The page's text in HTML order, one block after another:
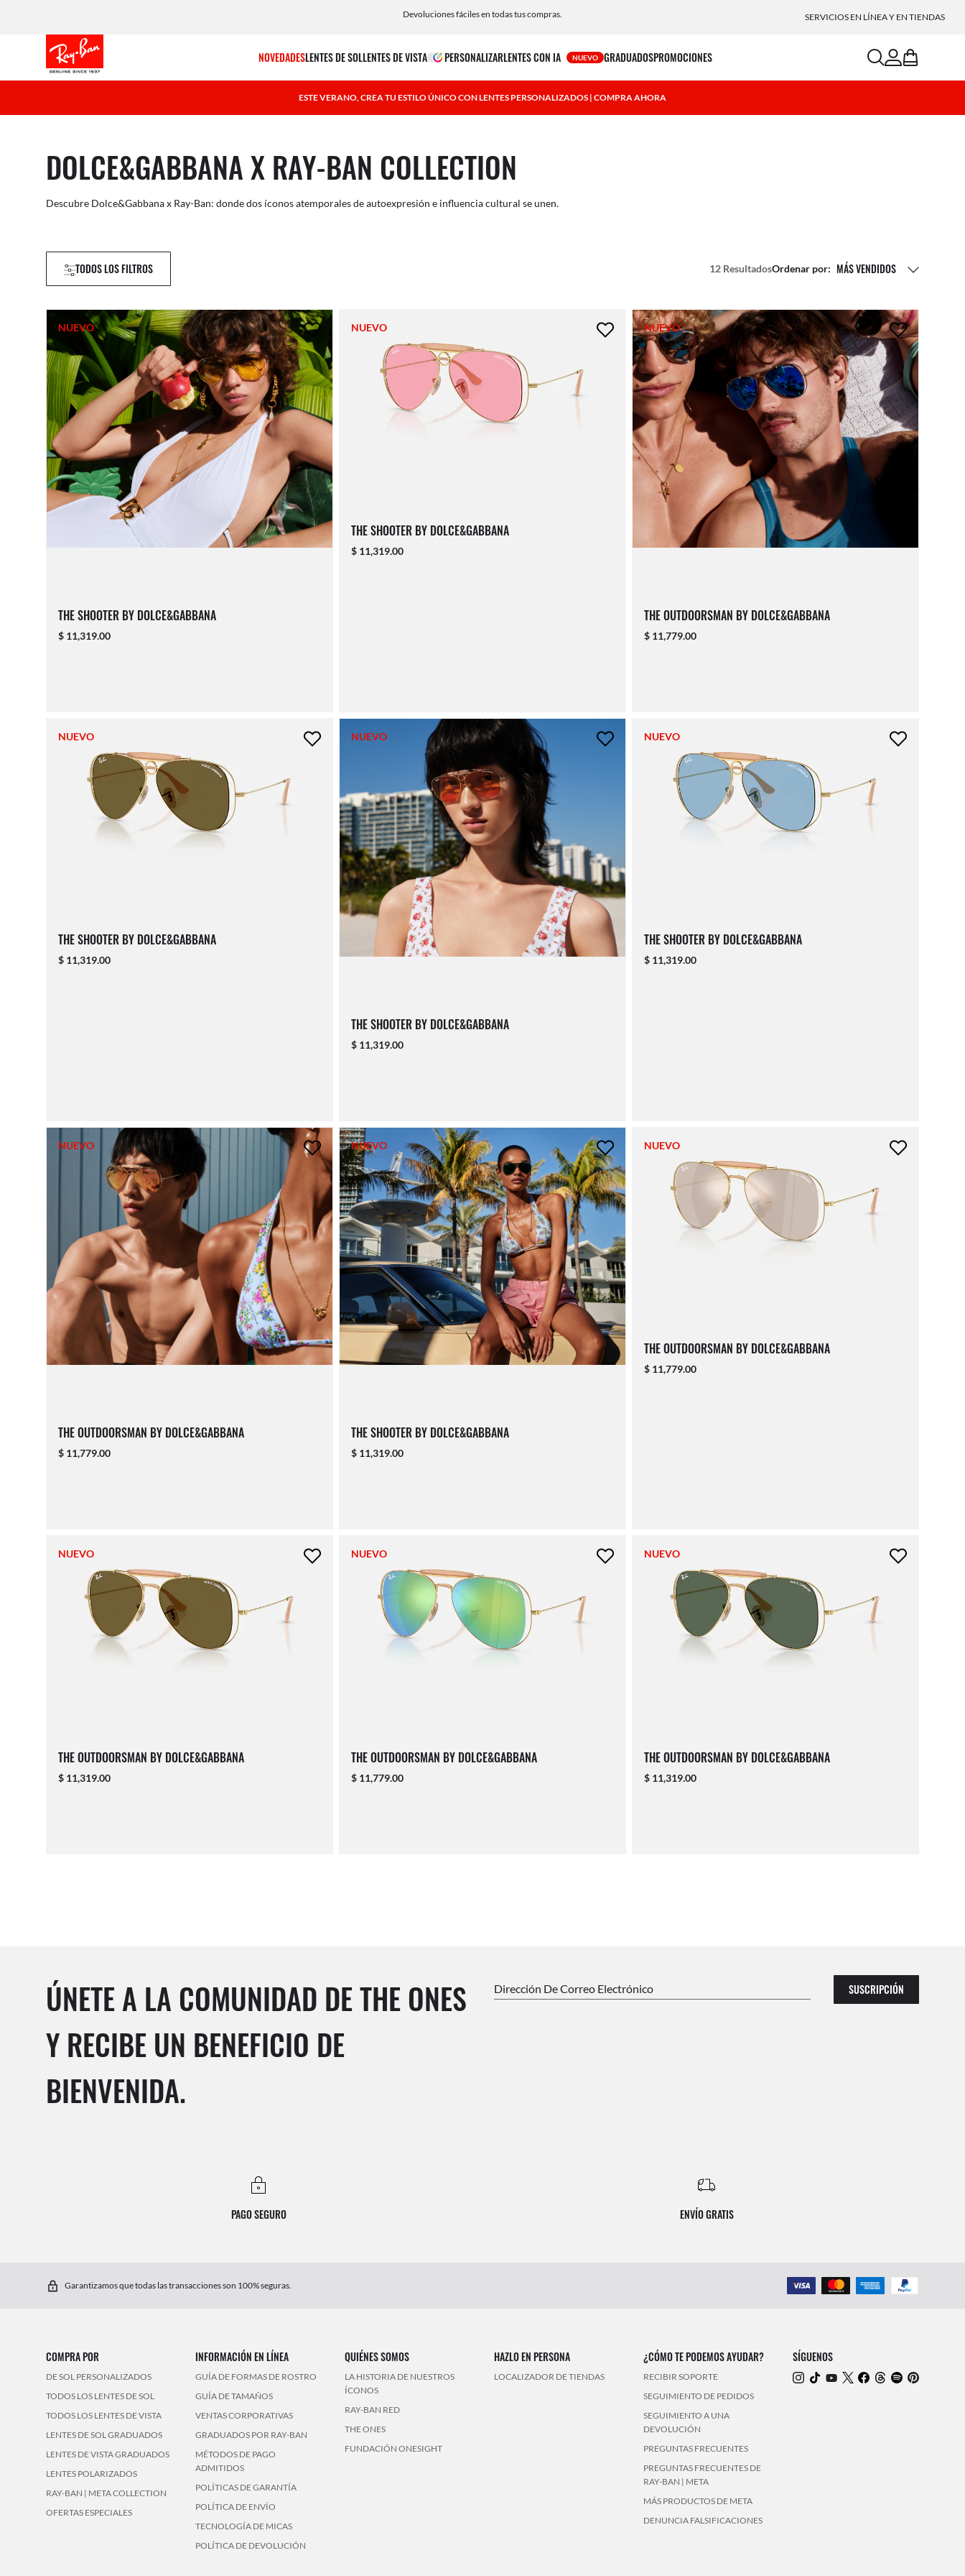
Devoluciones fáciles en todas tus compras. SERVICIOS EN LÍNEA Y EN TIENDAS
NOVEDADESLENTES DE SOLLENTES DE VISTA PERSONALIZARLENTES CON IA NUEVO GRADUADOSPROMOCIONES searchaccount
bag
ESTE VERANO, CREA TU ESTILO ÚNICO CON LENTES PERSONALIZADOS | COMPRA AHORA
DOLCE&GABBANA X RAY-BAN COLLECTION
Descubre Dolce&Gabbana x Ray-Ban: donde dos íconos atemporales de autoexpresión e influencia cultural se unen.
TODOS LOS FILTROS 12 ResultadosOrdenar por: MÁS VENDIDOS
NUEVO
THE SHOOTER BY DOLCE&GABBANA
$ 11,319.00
NUEVO
THE SHOOTER BY DOLCE&GABBANA
$ 11,319.00
NUEVO
THE OUTDOORSMAN BY DOLCE&GABBANA
$ 11,779.00
NUEVO
THE SHOOTER BY DOLCE&GABBANA
$ 11,319.00
NUEVO
THE SHOOTER BY DOLCE&GABBANA
$ 11,319.00
NUEVO
THE SHOOTER BY DOLCE&GABBANA
$ 11,319.00
NUEVO
THE OUTDOORSMAN BY DOLCE&GABBANA
$ 11,779.00
NUEVO
THE SHOOTER BY DOLCE&GABBANA
$ 11,319.00
NUEVO
THE OUTDOORSMAN BY DOLCE&GABBANA
$ 11,779.00
NUEVO
THE OUTDOORSMAN BY DOLCE&GABBANA
$ 11,319.00
NUEVO
THE OUTDOORSMAN BY DOLCE&GABBANA
$ 11,779.00
NUEVO
THE OUTDOORSMAN BY DOLCE&GABBANA
$ 11,319.00
ÚNETE A LA COMUNIDAD DE THE ONES
Y RECIBE UN BENEFICIO DE
BIENVENIDA.
Dirección De Correo Electrónico SUSCRIPCIÓN
PAGO SEGURO ENVÍO GRATIS
Garantizamos que todas las transacciones son 100% seguras.
COMPRA POR
DE SOL PERSONALIZADOS
TODOS LOS LENTES DE SOL
TODOS LOS LENTES DE VISTA
LENTES DE SOL GRADUADOS
LENTES DE VISTA GRADUADOS
LENTES POLARIZADOS
RAY-BAN | META COLLECTION
OFERTAS ESPECIALES
INFORMACIÓN EN LÍNEA
GUÍA DE FORMAS DE ROSTRO
GUÍA DE TAMAÑOS
VENTAS CORPORATIVAS
GRADUADOS POR RAY-BAN
MÉTODOS DE PAGO
ADMITIDOS
POLÍTICAS DE GARANTÍA
POLÍTICA DE ENVÍO
TECNOLOGÍA DE MICAS
POLÍTICA DE DEVOLUCIÓN
QUIÉNES SOMOS
LA HISTORIA DE NUESTROS
ÍCONOS
RAY-BAN RED
THE ONES
FUNDACIÓN ONESIGHT
HAZLO EN PERSONA
LOCALIZADOR DE TIENDAS
¿CÓMO TE PODEMOS AYUDAR?
RECIBIR SOPORTE
SEGUIMIENTO DE PEDIDOS
SEGUIMIENTO A UNA
DEVOLUCIÓN
PREGUNTAS FRECUENTES
PREGUNTAS FRECUENTES DE
RAY-BAN | META
MÁS PRODUCTOS DE META
DENUNCIA FALSIFICACIONES
SÍGUENOS